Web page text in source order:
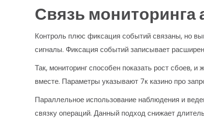
Связь мониторинга
Контроль плюс фиксация событий связаны, но
сигналы. Фиксация событий записывает
Так, мониторинг способен показать рост сбоев,
вместе. Параметры указывают 7к казино про
Параллельное использование наблюдения и
связку операций. Данный подход снижает